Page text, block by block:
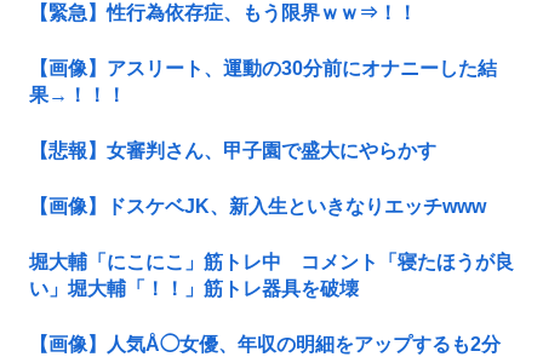
【緊急】性行為依存症、もう限界ｗｗ⇒！！
【画像】アスリート、運動の30分前にオナニーした結
果→！！！
【悲報】女審判さん、甲子園で盛大にやらかす
【画像】ドスケベJK、新入生といきなりエッチwww
堀大輔「にこにこ」筋トレ中 コメント「寝たほうが良
い」堀大輔「！！」筋トレ器具を破壊
【画像】人気Å◯女優、年収の明細をアップするも2分